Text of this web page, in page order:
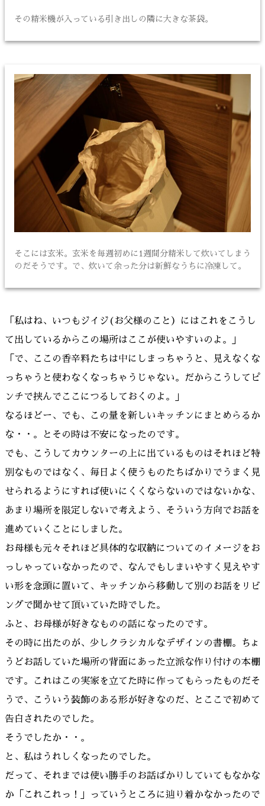
その精米機が入っている引き出しの隣に大きな茶袋。
そこには玄米。玄米を毎週初めに1週間分精米して炊いてしまう
のだそうです。で、炊いて余った分は新鮮なうちに冷凍して。
「私はね、いつもジイジ(お父様のこと）にはこれをこうし
て出しているからこの場所はここが使いやすいのよ。」
「で、ここの香辛料たちは中にしまっちゃうと、見えなくな
っちゃうと使わなくなっちゃうじゃない。だからこうしてピ
ンチで挟んでここにつるしておくのよ。」
なるほどー、でも、この量を新しいキッチンにまとめらるか
な・・。とその時は不安になったのです。
でも、こうしてカウンターの上に出ているものはそれほど特
別なものではなく、毎日よく使うものたちばかりでうまく見
せられるようにすれば使いにくくならないのではないかな、
あまり場所を限定しないで考えよう、そういう方向でお話を
進めていくことにしました。
お母様も元々それほど具体的な収納についてのイメージをお
っしゃっていなかったので、なんでもしまいやすく見えやす
い形を念頭に置いて、キッチンから移動して別のお話をリビ
ングで聞かせて頂いていた時でした。
ふと、お母様が好きなものの話になったのです。
その時に出たのが、少しクラシカルなデザインの書棚。ちょ
うどお話していた場所の背面にあった立派な作り付けの本棚
です。これはこの実家を立てた時に作ってもらったものだそ
うで、こういう装飾のある形が好きなのだ、とここで初めて
告白されたのでした。
そうでしたか・・。
と、私はうれしくなったのでした。
だって、それまでは使い勝手のお話ばかりしていてもなかな
か「これこれっ！」っていうところに辿り着かなかったので